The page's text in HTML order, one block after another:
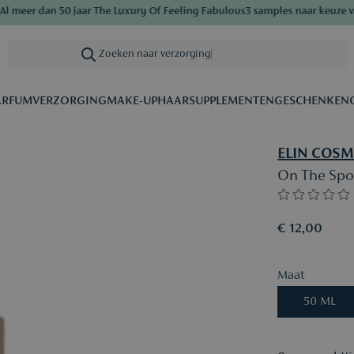
dan 50 jaar The Luxury Of Feeling Fabulous3 samples naar keuze
Zoeken naar verzorging|
VERZORGINGMAKE-UPHAARSUPPLEMENTENGESCHENKEN
ELIN
On The
€ 12,00
Maat
50 ML